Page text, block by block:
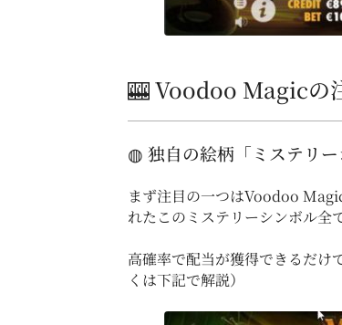
🎰 Voodoo Magicの
◍ 独自の絵柄「ミステリー
まず注目の一つはVoodoo
れたこのミステリーシンボル全
高確率で配当が獲得できるだけ
くは下記で解説）